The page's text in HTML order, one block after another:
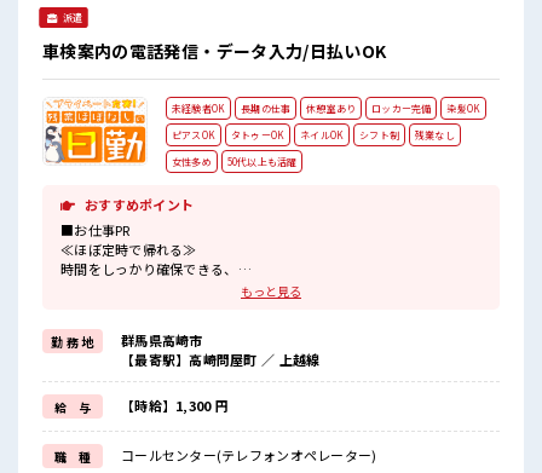
派遣
車検案内の電話発信・データ入力/日払いOK
未経験者OK 長期の仕事 休憩室あり ロッカー完備
染髪OK
ピアスOK
タトゥーOK ネイルOK シフト制
残業なし
女性多め
50代以上も活躍
おすすめポイント
■お仕事PR
≪ほぼ定時で帰れる≫
時間をしっかり確保できる、
≪女性も働きやすい職場≫
もちろん男性の応募も歓迎ですよ！
≪髪型自由≫
基本的に髪色自由で明るすぎたり奇抜でなければOKです！
(規定有)≪初めての仕事だけど自分にもできそう≫
新しいことにチャレンジするのは不安だけど、
しっかり働く環境が整っています！
イチからスキルUP・ステップUP目指していきましょう！
もっと見る
勤 務 地
群馬県高崎市
【最寄駅】高崎問屋町 ／ 上越線
給 与 【時給】1,300 円
職 種 コールセンター(テレフォンオペレーター)